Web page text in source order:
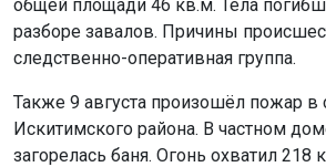
общей площади 46 кв.м. Тела
разборе завалов. Причины
следственно-оперативная группа.
Также 9 августа произошёл пожар
Искитимского района. В частном
загорелась баня. Огонь охватил